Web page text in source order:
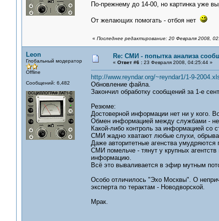
По-прежнему до 14-00, но картинка уже
От желающих помогать - отбоя нет
« Последнее редактирование: 20 Февраля 2008,
Leon
Глобальный модератор
Offline
Сообщений: 6,482
Re: СМИ - попытка анализа
« Ответ #6 :23 Февраля 2008, 04:25:44 »
http://www.reyndar.org/~reyndar1/1-9-
Обновление файла.
Закончил обработку сообщений за 1-е
Резюме:
Достоверной информации нет ни у кого.
Обмен информацией между службами -
Какой-либо контроль за информацией со
СМИ жадно хватают любые слухи,
Даже авторитетные агенства
СМИ помельче - тянут у крупных
информацию.
Всё это вываливается в эфир мутным
Особо отличилось "Эхо Москвы". О
эксперта по терактам - Новодворской.
Мрак.